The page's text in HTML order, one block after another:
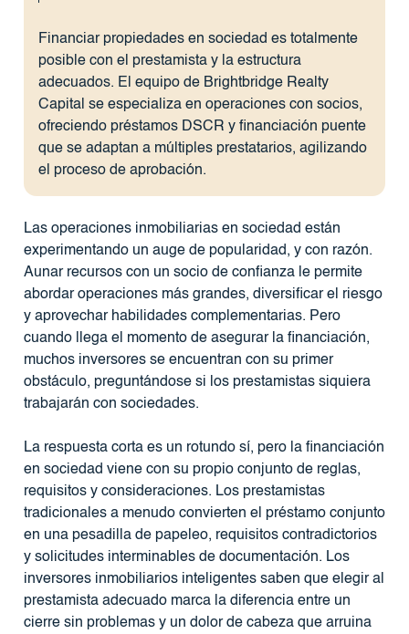
Financiar propiedades en sociedad es totalmente
posible con el prestamista y la estructura
adecuados. El equipo de Brightbridge Realty
Capital se especializa en operaciones con socios,
ofreciendo préstamos DSCR y financiación puente
que se adaptan a múltiples prestatarios, agilizando
el proceso de aprobación.
Las operaciones inmobiliarias en sociedad están
experimentando un auge de popularidad, y con razón.
Aunar recursos con un socio de confianza le permite
abordar operaciones más grandes, diversificar el riesgo
y aprovechar habilidades complementarias. Pero
cuando llega el momento de asegurar la financiación,
muchos inversores se encuentran con su primer
obstáculo, preguntándose si los prestamistas siquiera
trabajarán con sociedades.
La respuesta corta es un rotundo sí, pero la financiación
en sociedad viene con su propio conjunto de reglas,
requisitos y consideraciones. Los prestamistas
tradicionales a menudo convierten el préstamo conjunto
en una pesadilla de papeleo, requisitos contradictorios
y solicitudes interminables de documentación. Los
inversores inmobiliarios inteligentes saben que elegir al
prestamista adecuado marca la diferencia entre un
cierre sin problemas y un dolor de cabeza que arruina